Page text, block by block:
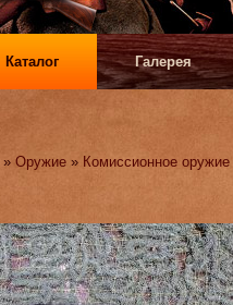
Каталог Галерея
»Оружие » Комиссионное оружие